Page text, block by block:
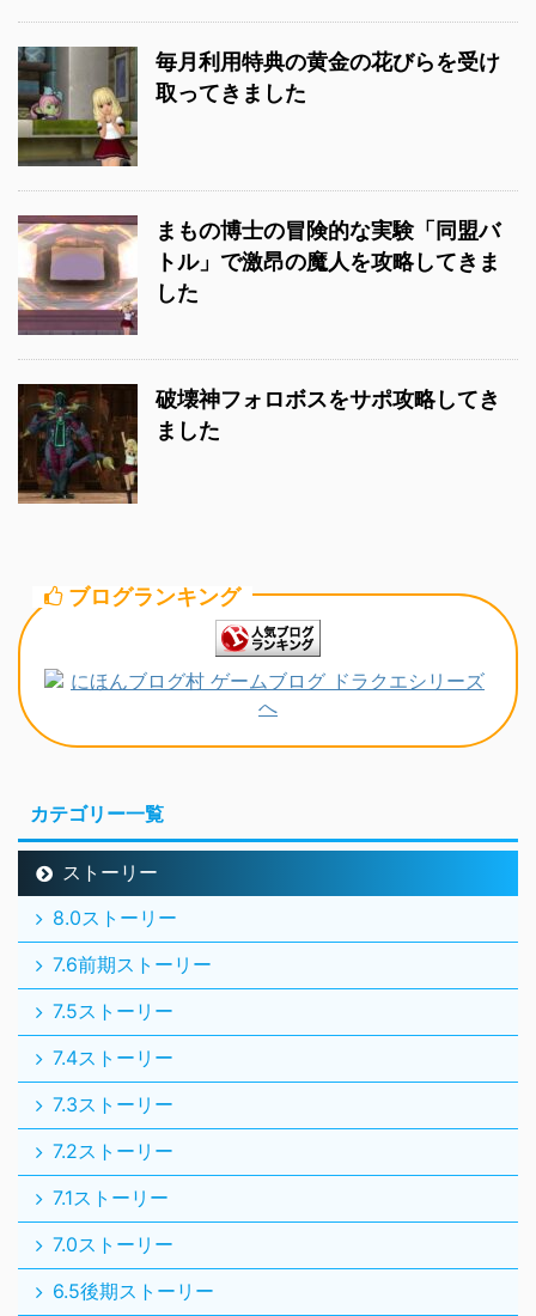
毎月利用特典の黄金の花びらを受け
取ってきました
まもの博士の冒険的な実験「同盟バ
トル」で激昂の魔人を攻略してきま
した
破壊神フォロボスをサポ攻略してき
ました
ブログランキング
カテゴリー一覧
ストーリー
8.0ストーリー
7.6前期ストーリー
7.5ストーリー
7.4ストーリー
7.3ストーリー
7.2ストーリー
7.1ストーリー
7.0ストーリー
6.5後期ストーリー